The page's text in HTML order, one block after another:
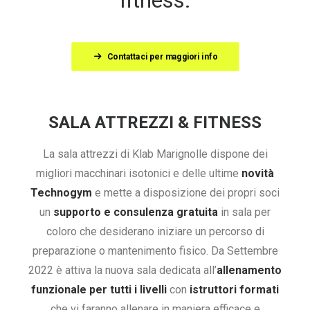
Contattaci per maggiori info
SALA ATTREZZI & FITNESS
La sala attrezzi di Klab Marignolle dispone dei
migliori macchinari isotonici e delle ultime novità
Technogym e mette a disposizione dei propri soci
un supporto e consulenza gratuita in sala per
coloro che desiderano iniziare un percorso di
preparazione o mantenimento fisico. Da Settembre
2022 è attiva la nuova sala dedicata all’allenamento
funzionale per tutti i livelli con istruttori formati